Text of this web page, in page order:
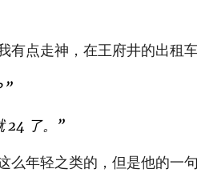
有点走神，在王府井的出租
”
24 了。”
么年轻之类的，但是他的一